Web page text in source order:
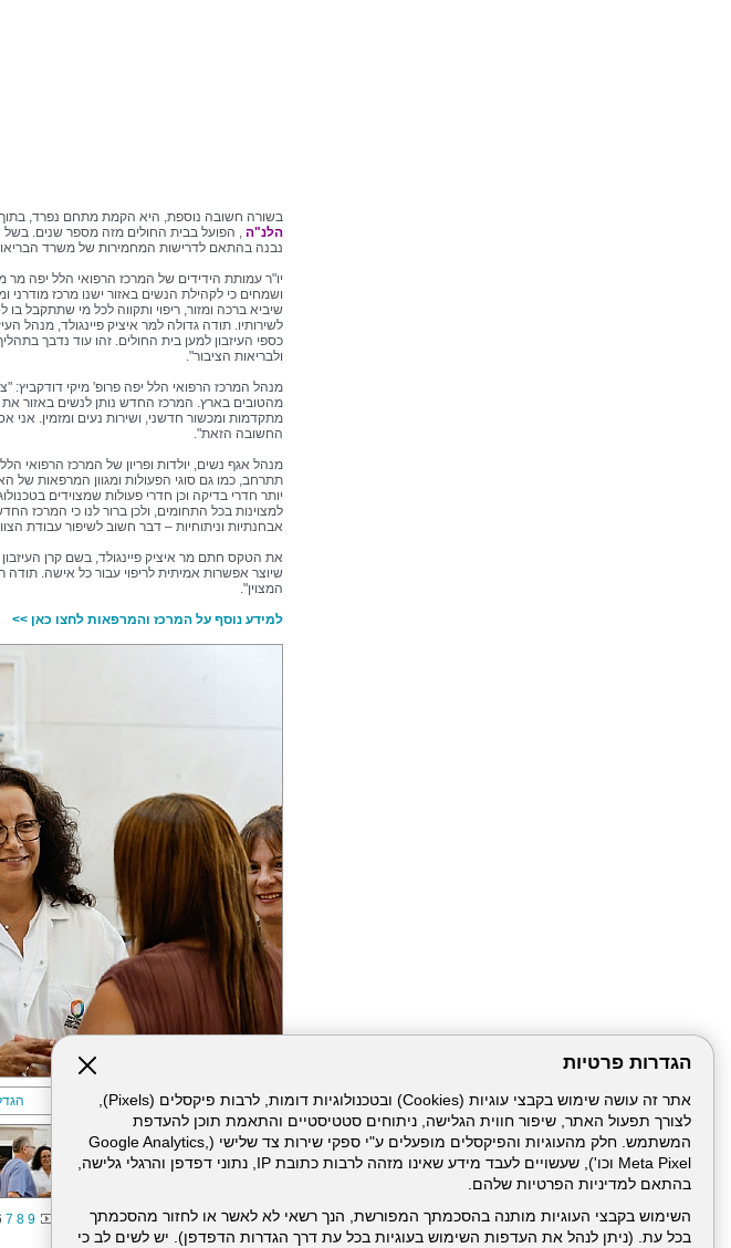
הגדרות פרטיות
אתר זה עושה שימוש בקבצי עוגיות (Cookies) ובטכנולוגיות דומות, לרבות פיקסלים (Pixels),
לצורך תפעול האתר, שיפור חווית הגלישה, ניתוחים סטטיסטיים והתאמת תוכן להעדפת
המשתמש. חלק מהעוגיות והפיקסלים מופעלים ע"י ספקי שירות צד שלישי (Google Analytics,
Meta Pixel וכו'), שעשויים לעבד מידע שאינו מזהה לרבות כתובת IP, נתוני דפדפן והרגלי גלישה,
בהתאם למדיניות הפרטיות שלהם.
השימוש בקבצי העוגיות מותנה בהסכמתך המפורשת, הנך רשאי לא לאשר או לחזור מהסכמתך
בכל עת. (ניתן לנהל את העדפות השימוש בעוגיות בכל עת דרך הגדרות הדפדפן). יש לשים לב כי
בשורה חשובה נוספת, היא הקמת מתחם נפרד, בתוך
הלנ"ה , הפועל בבית החולים מזה מספר שנים. בשל
נבנה בהתאם לדרישות המחמירות של משרד
יו"ר עמותת הידידים של המרכז הרפואי הלל יפה
ושמחים כי לקהילת הנשים באזור ישנו מרכז
שיביא ברכה ומזור, ריפוי ותקווה לכל מי שתתקבל
לשירותיו. תודה גדולה למר איציק פיינגולד, מנהל
כספי העיזבון למען בית החולים. זהו עוד נדבך
ולבריאות הציבור".
מנהל המרכז הרפואי הלל יפה פרופ' מיקי דודקביץ:
מהטובים בארץ. המרכז החדש נותן לנשים באזור את
מתקדמות ומכשור חדשני, ושירות נעים ומזמין. אני
החשובה הזאת".
מנהל אגף נשים, יולדות ופריון של המרכז הרפואי
תתרחב, כמו גם סוגי הפעולות ומגוון המרפאות של
יותר חדרי בדיקה וכן חדרי פעולות שמצוידים
למצוינות בכל התחומים, ולכן ברור לנו כי המרכז
אבחנתיות וניתוחיות – דבר חשוב לשיפור עבודת
את הטקס חתם מר איציק פיינגולד, בשם קרן
שיוצר אפשרות אמיתית לריפוי עבור כל אישה. תודה
המצוין".
למידע נוסף על המרכז והמרפאות לחצו כאן >>
הבא
7 8 9